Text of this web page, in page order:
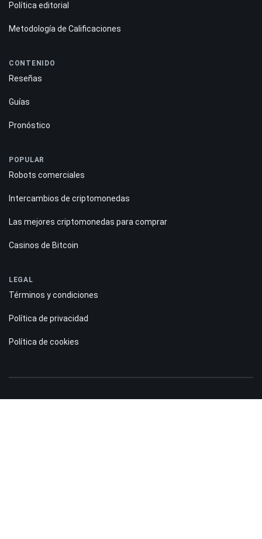
Política editorial
Metodología de Calificaciones
CONTENIDO
Reseñas
Guías
Pronóstico
POPULAR
Robots comerciales
Intercambios de criptomonedas
Las mejores criptomonedas para comprar
Casinos de Bitcoin
LEGAL
Términos y condiciones
Política de privacidad
Política de cookies